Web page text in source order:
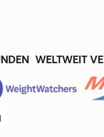
WELTWEIT